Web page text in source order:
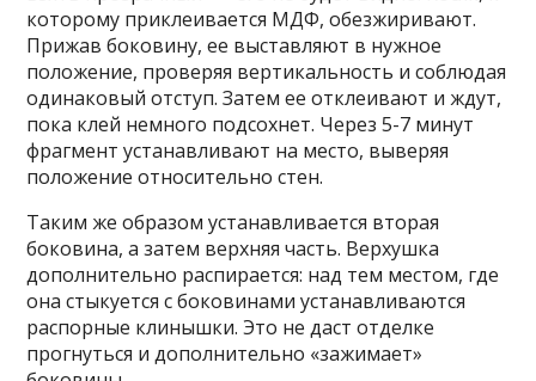
которому приклеивается МДФ, обезжиривают.
Прижав боковину, ее выставляют в нужное
положение, проверяя вертикальность и соблюдая
одинаковый отступ. Затем ее отклеивают и ждут,
пока клей немного подсохнет. Через 5-7 минут
фрагмент устанавливают на место, выверяя
положение относительно стен.
Таким же образом устанавливается вторая
боковина, а затем верхняя часть. Верхушка
дополнительно распирается: над тем местом, где
она стыкуется с боковинами устанавливаются
распорные клинышки. Это не даст отделке
прогнуться и дополнительно «зажимает»